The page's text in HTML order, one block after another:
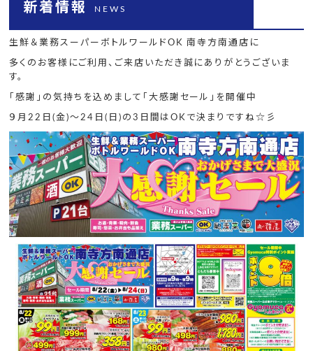
新着情報 NEWS
生鮮＆業務スーパーボトルワールドOK 南寺方南通店に
多くのお客様にご利用、ご来店いただき誠にありがとうございま
す。
「感謝」の気持ちを込めまして「大感謝セール」を開催中
９月22日(金)～24日(日)の3日間はOKで決まりですね☆彡